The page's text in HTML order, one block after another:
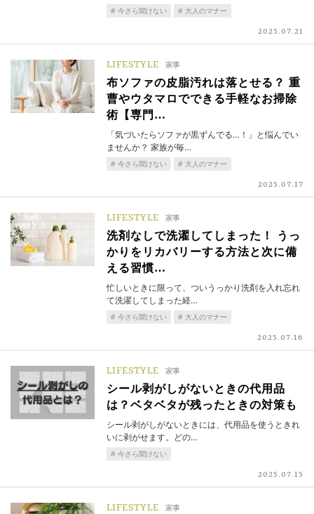
今さら聞けない 大人のマナー
2025.07.21
LIFESTYLE 家事
布ソファの皮脂汚れは落とせる？ 重
曹やウタマロでできる手軽なお掃除
術【専門…
「気づいたらソファが黒ずんでる…！」と悩んでい
ませんか？ 家族が毎…
今さら聞けない 大人のマナー
2025.07.17
LIFESTYLE 家事
洗剤なしで洗濯してしまった！ うっ
かりをリカバリーする方法と次に備
える習慣…
忙しいときに限って、ついうっかり洗剤を入れ忘れ
て洗濯してしまった経…
今さら聞けない 大人のマナー
2025.07.16
LIFESTYLE 家事
シール剥がしがないときの代用品
は？ベタベタが残ったときの対策も
シール剥がしがないときには、代用品を使うときれ
いに剥がせます。どの…
今さら聞けない
2025.07.15
LIFESTYLE 家事